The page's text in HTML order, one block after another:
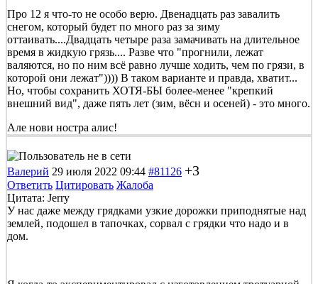
Про 12 я что-то не особо верю. Двенадцать раз завалить
снегом, который будет по много раз за зиму
оттаивать....Двадцать четыре раза замачивать на длительное
время в жидкую грязь.... Разве что "прогнили, лежат
валяются, но по ним всё равно лучше ходить, чем по грязи, в
которой они лежат")))) В таком варианте и правда, хватит...
Но, чтобы сохранить ХОТЯ-БЫ более-менее "крепкий
внешний вид", даже пять лет (зим, вёсн и осеней) - это много.
Але нови ностра алис!
Валерий 29 июля 2022 09:44 #81126 +3
Ответить Цитировать Жалоба
Цитата: Jerry
У нас даже между грядками узкие дорожки приподнятые над
землей, подошел в тапочках, сорвал с грядки что надо и в
дом.